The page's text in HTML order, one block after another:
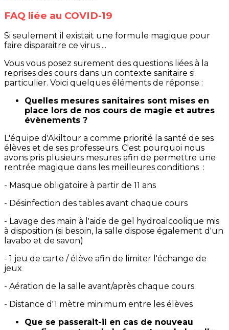
FAQ liée au COVID-19
Si seulement il existait une formule magique pour
faire disparaitre ce virus ...
Vous vous posez surement des questions liées à la
reprises des cours dans un contexte sanitaire si
particulier. Voici quelques éléments de réponse :
Quelles mesures sanitaires sont mises en
place lors de nos cours de magie et autres
évènements ?
L'équipe d'Akiltour a comme priorité la santé de ses
élèves et de ses professeurs. C'est pourquoi nous
avons pris plusieurs mesures afin de permettre une
rentrée magique dans les meilleures conditions :
- Masque obligatoire à partir de 11 ans
- Désinfection des tables avant chaque cours
- Lavage des main à l'aide de gel hydroalcoolique mis
à disposition (si besoin, la salle dispose également d'un
lavabo et de savon)
- 1 jeu de carte / élève afin de limiter l'échange de
jeux
- Aération de la salle avant/après chaque cours
- Distance d'1 mètre minimum entre les élèves
Que se passerait-il en cas de nouveau